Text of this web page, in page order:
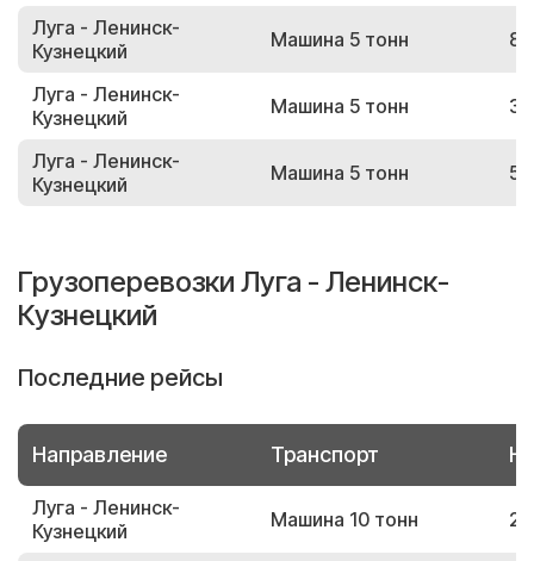
Луга - Ленинск-
Кузнецкий
Машина 5 тонн
Луга - Ленинск-
Кузнецкий
Машина 5 тонн
Луга - Ленинск-
Кузнецкий
Машина 5 тонн
Грузоперевозки Луга - Ленинск-
Кузнецкий
Последние рейсы
Направление Транспорт
Луга - Ленинск-
Кузнецкий
Машина 10 тонн